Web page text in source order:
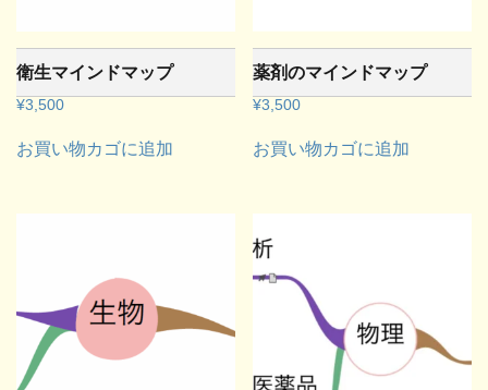
衛生マインドマップ
¥3,500
お買い物カゴに追加
薬剤のマインドマップ
¥3,500
お買い物カゴに追加